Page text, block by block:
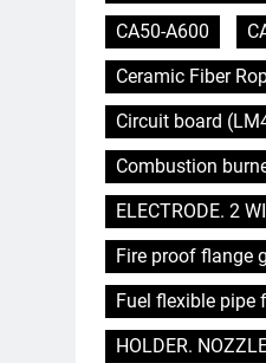
CA50-A600
Ceramic Fiber
Circuit board
Combustion
ELECTRODE. 2
Fire proof flange
Fuel flexible pipe
HOLDER.